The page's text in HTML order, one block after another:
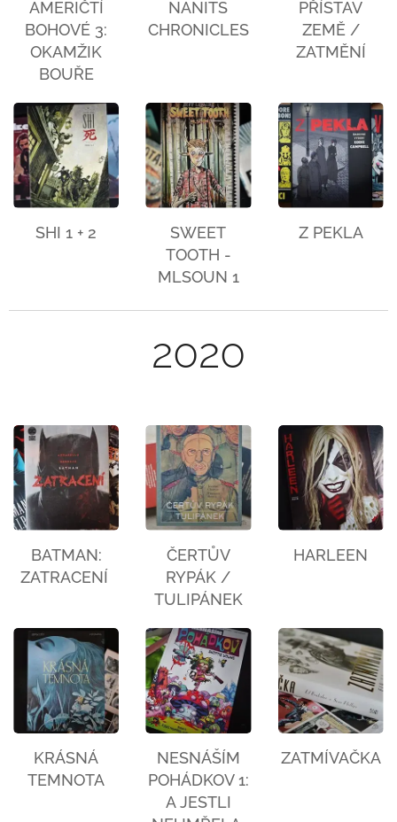
AMERIČTÍ
BOHOVÉ 3:
OKAMŽIK
BOUŘE
NANITS
CHRONICLES
PŘÍSTAV
ZEMĚ /
ZATMĚNÍ
SHI 1 + 2
SWEET
TOOTH -
MLSOUN 1
Z PEKLA
2020
BATMAN:
ZATRACENÍ
ČERTŮV
RYPÁK /
TULIPÁNEK
HARLEEN
KRÁSNÁ
TEMNOTA
NESNÁŠÍM
POHÁDKOV 1:
A JESTLI
ZATMÍVAČKA